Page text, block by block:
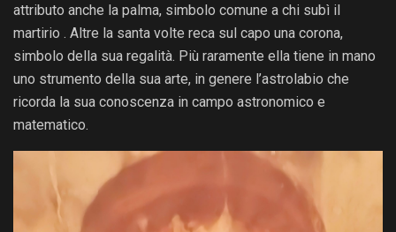
attributo anche la palma, simbolo comune a chi subì il
martirio . Altre la santa volte reca sul capo una corona,
simbolo della sua regalità. Più raramente ella tiene in mano
uno strumento della sua arte, in genere l’astrolabio che
ricorda la sua conoscenza in campo astronomico e
matematico.